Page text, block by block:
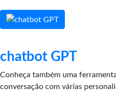
chatbot GPT
Conheça também uma
conversação com várias